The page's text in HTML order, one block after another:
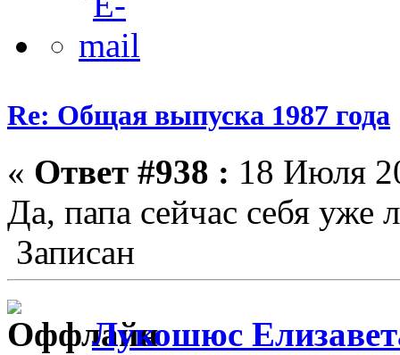
Re: Общая выпуска 1987 года
« Ответ #938 : 18 Июля
Да, папа сейчас себя уже
Записан
Лукошюс